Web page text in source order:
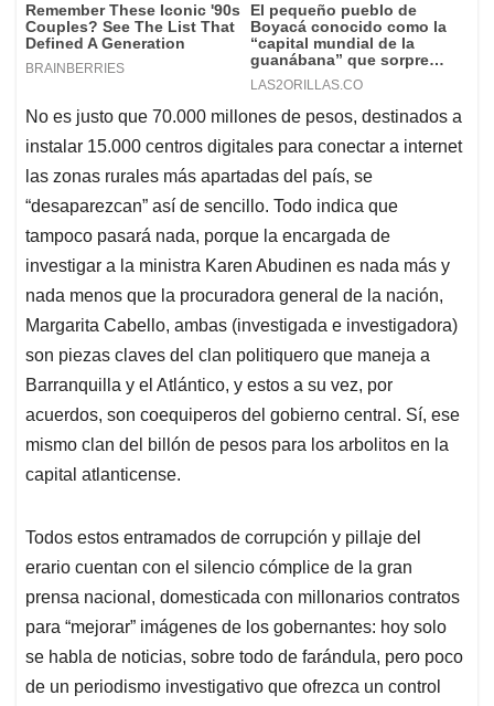
No es justo que 70.000 millones de pesos, destinados a
instalar 15.000 centros digitales para conectar a internet
las zonas rurales más apartadas del país, se
“desaparezcan” así de sencillo. Todo indica que
tampoco pasará nada, porque la encargada de
investigar a la ministra Karen Abudinen es nada más y
nada menos que la procuradora general de la nación,
Margarita Cabello, ambas (investigada e investigadora)
son piezas claves del clan politiquero que maneja a
Barranquilla y el Atlántico, y estos a su vez, por
acuerdos, son coequiperos del gobierno central. Sí, ese
mismo clan del billón de pesos para los arbolitos en la
capital atlanticense.
Todos estos entramados de corrupción y pillaje del
erario cuentan con el silencio cómplice de la gran
prensa nacional, domesticada con millonarios contratos
para “mejorar” imágenes de los gobernantes: hoy solo
se habla de noticias, sobre todo de farándula, pero poco
de un periodismo investigativo que ofrezca un control